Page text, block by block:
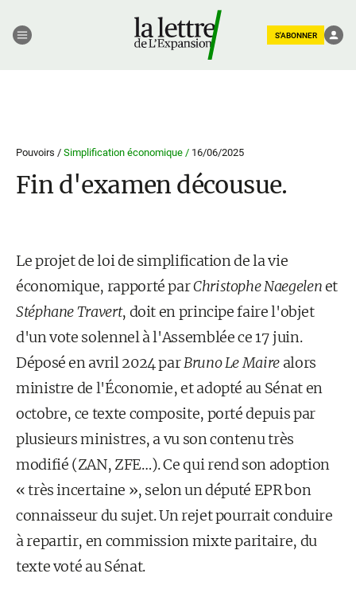
S'ABONNER
Pouvoirs / Simplification économique / 16/06/2025
Fin d'examen décousue.
Le projet de loi de simplification de la vie
économique, rapporté parChristophe Naegelenet
Stéphane Travert, doit en principe faire l'objet
d'un vote solennel à l'Assemblée ce 17 juin.
Déposé en avril 2024 parBruno Le Mairealors
ministre de l'Économie, et adopté au Sénat en
octobre, ce texte composite, porté depuis par
plusieurs ministres, a vu son contenu très
modifié (ZAN, ZFE…). Ce qui rend son adoption
« très incertaine », selon un député EPR bon
connaisseur du sujet. Un rejet pourrait conduire
à repartir, en commission mixte paritaire, du
texte voté au Sénat.